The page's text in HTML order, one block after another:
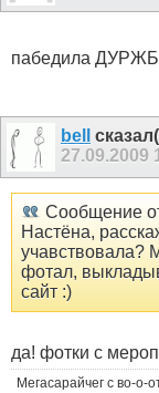
пабедила
bell
27.09.2009
Сообщение
Настёна,
учавствовала?
фотал,
сайт :)
да! фотки с
Мегасарайчег с во-о-